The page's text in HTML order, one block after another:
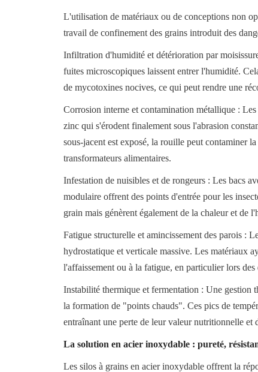
L'utilisation de matériaux ou de conceptions non
travail de confinement des grains introduit des
Infiltration d'humidité et détérioration par
fuites microscopiques laissent entrer l'humidité.
de mycotoxines nocives, ce qui peut rendre une
Corrosion interne et contamination métallique :
zinc qui s'érodent finalement sous l'abrasion
sous-jacent est exposé, la rouille peut contaminer
transformateurs alimentaires.
Infestation de nuisibles et de rongeurs : Les bacs
modulaire offrent des points d'entrée pour les
grain mais génèrent également de la chaleur et de
Fatigue structurelle et amincissement des parois :
hydrostatique et verticale massive. Les matériaux
l'affaissement ou à la fatigue, en particulier lors
Instabilité thermique et fermentation : Une gestion
la formation de "points chauds". Ces pics de
entraînant une perte de leur valeur nutritionnelle et
La solution en acier inoxydable : pureté,
Les silos à grains en acier inoxydable offrent la